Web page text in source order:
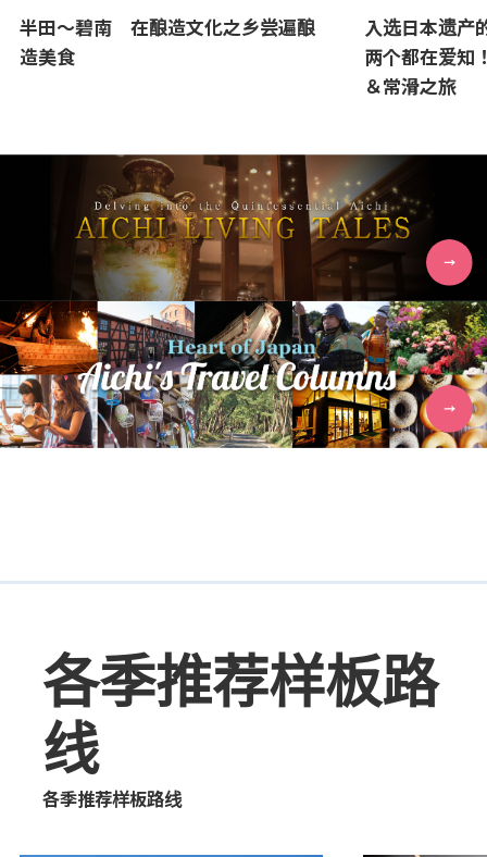
半田～碧南 在酿造文化之乡尝遍酿
造美食
入选日本遗产
两个都在爱知
＆常滑之旅
各季推荐样板路
线
各季推荐样板路线